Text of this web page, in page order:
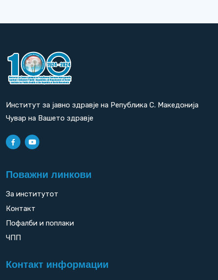
Институт за јавно здравје на Република С. Македонија
Чувар на Вашето здравје
Поважни линкови
За институтот
Контакт
Пофалби и поплаки
ЧПП
Контакт информации